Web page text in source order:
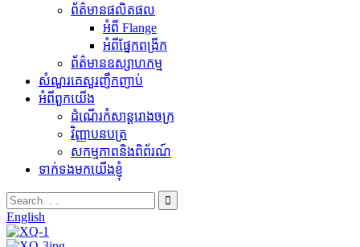
ព័ត៌មានផលិតផល
អំពី Flange
អំពីផ្នែកពង្រីក
ព័ត៌មានឧស្សាហកម្ម
សំណួរគេសួរញឹកញាប់
អំពីពួកយើង
ដំណើរកំសាន្តរោងចក្រ
វិញ្ញាបនបត្រ
សកម្មភាពនិងពិព័រណ៍
ទាក់ទងមកយើងខ្ញុំ
English